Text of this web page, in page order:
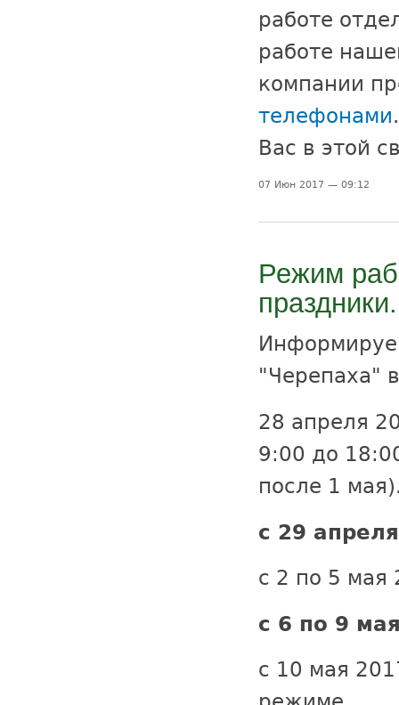
работе
работе
компании
телефонами
Вас в этой
07 Июн 2017 — 09:12
Режим
праздники.
"Черепаха"
28 апреля
9:00 до
после 1
с 29
с 2 по 5 мая
с 6 по 9
с 10 мая